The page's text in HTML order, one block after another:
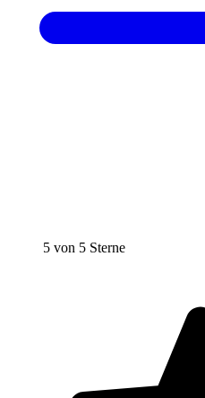
5 von 5 Sterne